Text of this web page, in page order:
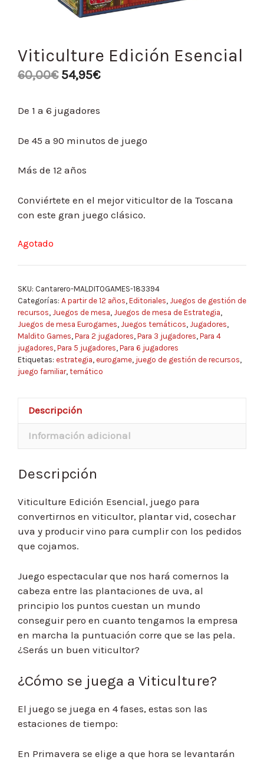
Viticulture Edición Esencial
60,00€ 54,95€
De 1 a 6 jugadores
De 45 a 90 minutos de juego
Más de 12 años
Conviértete en el mejor viticultor de la Toscana
con este gran juego clásico.
Agotado
SKU: Cantarero-MALDITOGAMES-183394
Categorías: A partir de 12 años Editoriales Juegos de gestión de
recursos Juegos de mesa Juegos de mesa de Estrategia
Juegos de mesa Eurogames Juegos temáticos Jugadores
Maldito Games Para 2 jugadores Para 3 jugadores Para 4
jugadores Para 5 jugadores Para 6 jugadores
Etiquetas: estrategia eurogame juego de gestión de recursos
juego familiar, temático
Descripción
Información adicional
Descripción
Viticulture Edición Esencial, juego para
convertirnos en viticultor, plantar vid, cosechar
uva y producir vino para cumplir con los pedidos
que cojamos.
Juego espectacular que nos hará comernos la
cabeza entre las plantaciones de uva, al
principio los puntos cuestan un mundo
conseguir pero en cuanto tengamos la empresa
en marcha la puntuación corre que se las pela.
¿Serás un buen viticultor?
¿Cómo se juega a Viticulture?
El juego se juega en 4 fases, estas son las
estaciones de tiempo:
En Primavera se elige a que hora se levantarán